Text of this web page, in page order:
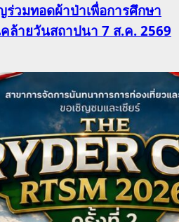
วมทอดผ้าป่าเพื่อการศึกษา
ล้ายวันสถาปนา 7 ส.ค. 2569